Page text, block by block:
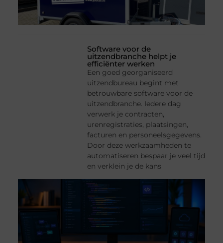
Software voor de
uitzendbranche helpt je
efficiënter werken
Een goed georganiseerd
uitzendbureau begint met
betrouwbare software voor de
uitzendbranche. Iedere dag
verwerk je contracten,
urenregistraties, plaatsingen,
facturen en personeelsgegevens.
Door deze werkzaamheden te
automatiseren bespaar je veel tijd
en verklein je de kans